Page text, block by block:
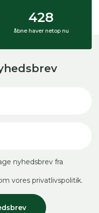
428
åbne haver netop nu
nyhedsbrev fra
vores privatlivspolitik.